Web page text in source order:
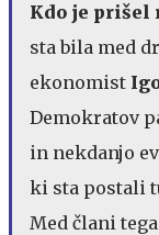
Kdo je prišel
sta bila med
ekonomist
Demokratov
in nekdanjo
ki sta postali
Med člani